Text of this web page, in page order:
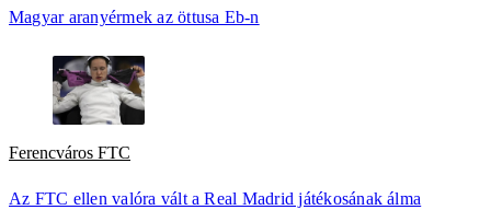
Magyar aranyérmek az öttusa Eb-n
Ferencváros FTC
Az FTC ellen valóra vált a Real Madrid játékosának álma